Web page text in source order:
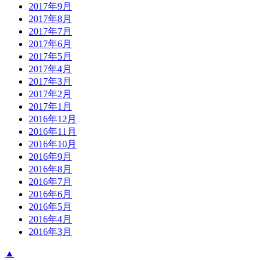
2017年9月
2017年8月
2017年7月
2017年6月
2017年5月
2017年4月
2017年3月
2017年2月
2017年1月
2016年12月
2016年11月
2016年10月
2016年9月
2016年8月
2016年7月
2016年6月
2016年5月
2016年4月
2016年3月
▲